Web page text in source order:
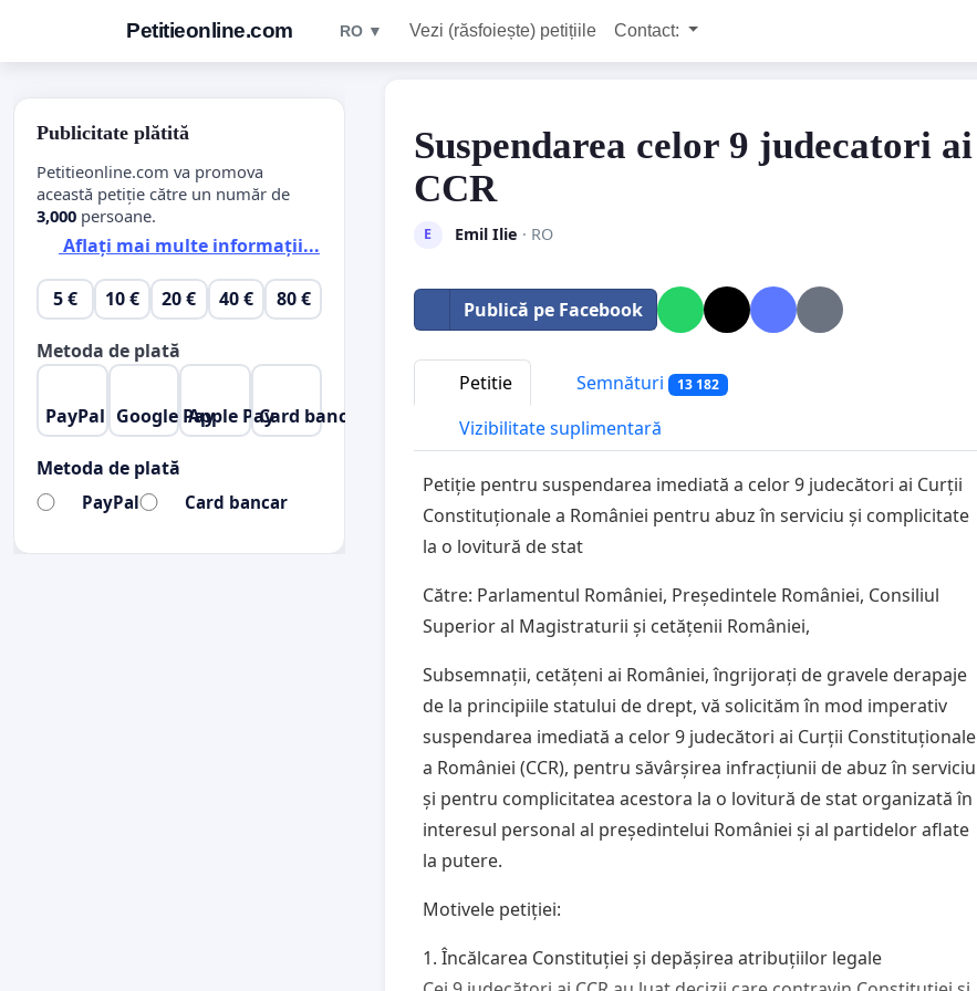
Petitieonline.com RO ▼ Vezi (răsfoiește) petițiile Contact:
Suspendarea celor 9 judecatori ai
CCR
E Emil Ilie · RO
Publică pe Facebook
Petitie Semnături 13 182
Vizibilitate suplimentară
Petiție pentru suspendarea imediată a celor 9 judecători ai Curții
Constituționale a României pentru abuz în serviciu și complicitate
la o lovitură de stat
Către: Parlamentul României, Președintele României, Consiliul
Superior al Magistraturii și cetățenii României,
Subsemnații, cetățeni ai României, îngrijorați de gravele derapaje
de la principiile statului de drept, vă solicităm în mod imperativ
suspendarea imediată a celor 9 judecători ai Curții Constituționale
a României (CCR), pentru săvârșirea infracțiunii de abuz în serviciu
și pentru complicitatea acestora la o lovitură de stat organizată în
interesul personal al președintelui României și al partidelor aflate
la putere.
Motivele petiției:
1. Încălcarea Constituției și depășirea atribuțiilor legale
Publicitate plătită
Petitieonline.com va promova
această petiție către un număr de
3,000 persoane.
Aflați mai multe informații...
5 € 10 € 20 € 40 € 80 €
Metoda de plată
PayPal Google PayApple PayCard bancar
Metoda de plată
PayPal Card bancar